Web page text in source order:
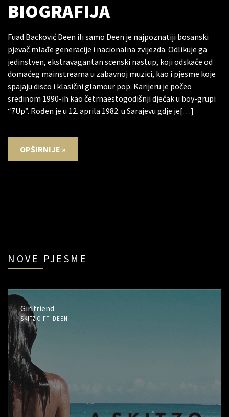
BIOGRAFIJA
Fuad Backović Deen ili samo Deen je najpoznatiji bosanski
pjevač mlađe generacije i nacionalna zvijezda. Odlikuje ga
jedinstven, ekstravagantan scenski nastup, koji odskače od
domaćeg mainstreama u zabavnoj muzici, kao i pjesme koje
spajaju disco i klasični glamour pop. Karijeru je počeo
sredinom 1990-ih kao četrnaestogodišnji dječak u boy-grupi
“7Up”. Rođen je u 12. aprila 1982. u Sarajevu gdje je[…]
OPŠIRNIJE »
NOVE PJESME
Girlfriend
SKITZO FT. DEEN